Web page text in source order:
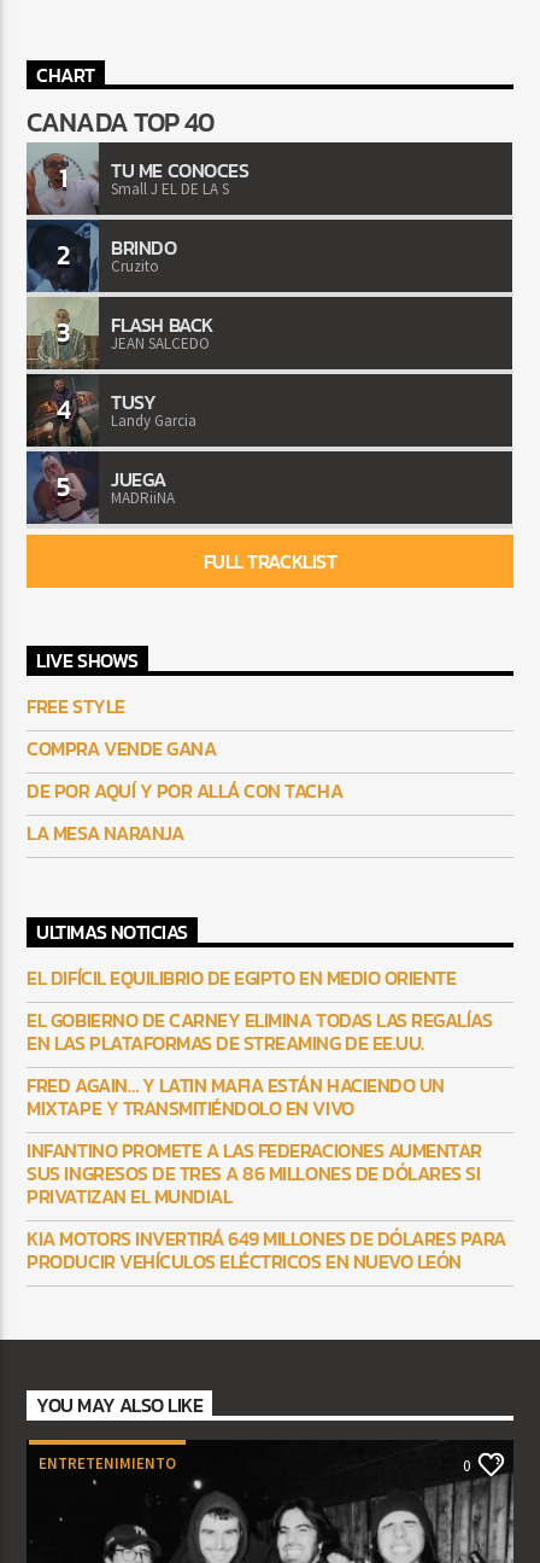
CHART
CANADA TOP 40
1 TU ME CONOCES
Small J EL DE LA S
2 BRINDO
Cruzito
3 FLASH BACK
JEAN SALCEDO
4 TUSY
Landy Garcia
5 JUEGA
MADRiiNA
FULL TRACKLIST
LIVE SHOWS
FREE STYLE
COMPRA VENDE GANA
DE POR AQUÍ Y POR ALLÁ CON TACHA
LA MESA NARANJA
ULTIMAS NOTICIAS
EL DIFÍCIL EQUILIBRIO DE EGIPTO EN MEDIO ORIENTE
EL GOBIERNO DE CARNEY ELIMINA TODAS LAS REGALÍAS
EN LAS PLATAFORMAS DE STREAMING DE EE.UU.
FRED AGAIN… Y LATIN MAFIA ESTÁN HACIENDO UN
MIXTAPE Y TRANSMITIÉNDOLO EN VIVO
INFANTINO PROMETE A LAS FEDERACIONES AUMENTAR
SUS INGRESOS DE TRES A 86 MILLONES DE DÓLARES SI
PRIVATIZAN EL MUNDIAL
KIA MOTORS INVERTIRÁ 649 MILLONES DE DÓLARES PARA
PRODUCIR VEHÍCULOS ELÉCTRICOS EN NUEVO LEÓN
YOU MAY ALSO LIKE
ENTRETENIMIENTO 0